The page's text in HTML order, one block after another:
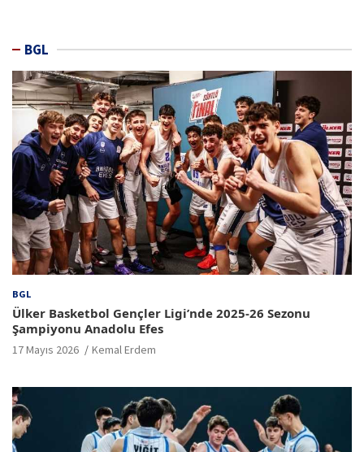
BGL
BGL
Ülker Basketbol Gençler Ligi’nde 2025-26 Sezonu
Şampiyonu Anadolu Efes
17 Mayıs 2026 Kemal Erdem